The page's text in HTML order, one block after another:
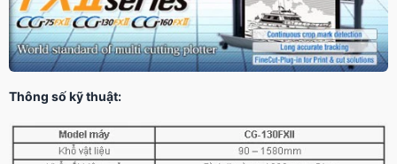
Thông số kỹ thuật: